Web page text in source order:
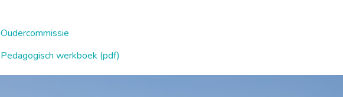
Oudercommissie
Pedagogisch werkboek (pdf)